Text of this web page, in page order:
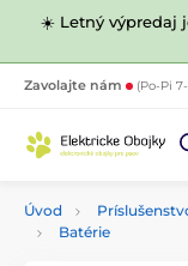
☀️ Letný výpredaj
Zavolajte nám (Po-Pi
Úvod
Batérie